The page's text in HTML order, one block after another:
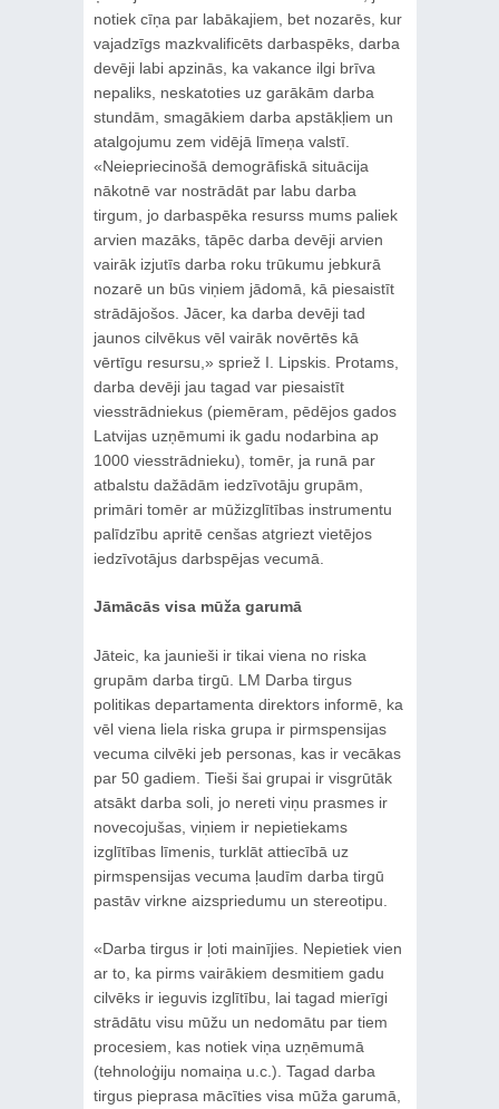
notiek cīņa par labākajiem, bet nozarēs, kur
vajadzīgs mazkvalificēts darbaspēks, darba
devēji labi apzinās, ka vakance ilgi brīva
nepaliks, neskatoties uz garākām darba
stundām, smagākiem darba apstākļiem un
atalgojumu zem vidējā līmeņa valstī.
«Neiepriecinošā demogrāfiskā situācija
nākotnē var nostrādāt par labu darba
tirgum, jo darbaspēka resurss mums paliek
arvien mazāks, tāpēc darba devēji arvien
vairāk izjutīs darba roku trūkumu jebkurā
nozarē un būs viņiem jādomā, kā piesaistīt
strādājošos. Jācer, ka darba devēji tad
jaunos cilvēkus vēl vairāk novērtēs kā
vērtīgu resursu,» spriež I. Lipskis. Protams,
darba devēji jau tagad var piesaistīt
viesstrādniekus (piemēram, pēdējos gados
Latvijas uzņēmumi ik gadu nodarbina ap
1000 viesstrādnieku), tomēr, ja runā par
atbalstu dažādām iedzīvotāju grupām,
primāri tomēr ar mūžizglītības instrumentu
palīdzību apritē cenšas atgriezt vietējos
iedzīvotājus darbspējas vecumā.
Jāmācās visa mūža garumā
Jāteic, ka jaunieši ir tikai viena no riska
grupām darba tirgū. LM Darba tirgus
politikas departamenta direktors informē, ka
vēl viena liela riska grupa ir pirmspensijas
vecuma cilvēki jeb personas, kas ir vecākas
par 50 gadiem. Tieši šai grupai ir visgrūtāk
atsākt darba soli, jo nereti viņu prasmes ir
novecojušas, viņiem ir nepietiekams
izglītības līmenis, turklāt attiecībā uz
pirmspensijas vecuma ļaudīm darba tirgū
pastāv virkne aizspriedumu un stereotipu.
«Darba tirgus ir ļoti mainījies. Nepietiek vien
ar to, ka pirms vairākiem desmitiem gadu
cilvēks ir ieguvis izglītību, lai tagad mierīgi
strādātu visu mūžu un nedomātu par tiem
procesiem, kas notiek viņa uzņēmumā
(tehnoloģiju nomaiņa u.c.). Tagad darba
tirgus pieprasa mācīties visa mūža garumā,